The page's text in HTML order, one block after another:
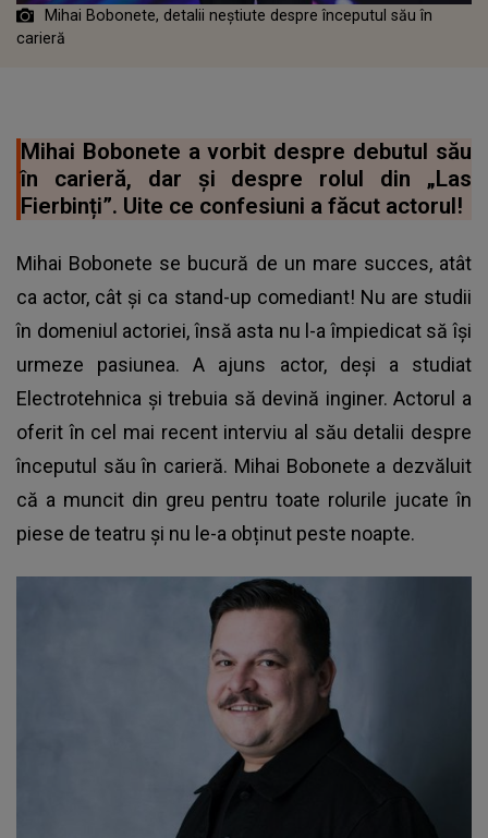
Mihai Bobonete, detalii neștiute despre începutul său în
carieră
Mihai Bobonete a vorbit despre debutul său
în carieră, dar și despre rolul din „Las
Fierbinți”. Uite ce confesiuni a făcut actorul!
Mihai Bobonete se bucură de un mare succes, atât
ca actor, cât și ca stand-up comediant! Nu are studii
în domeniul actoriei, însă asta nu l-a împiedicat să își
urmeze pasiunea. A ajuns actor, deși a studiat
Electrotehnica și trebuia să devină inginer. Actorul a
oferit în cel mai recent interviu al său detalii despre
începutul său în carieră. Mihai Bobonete a dezvăluit
că a muncit din greu pentru toate rolurile jucate în
piese de teatru și nu le-a obținut peste noapte.